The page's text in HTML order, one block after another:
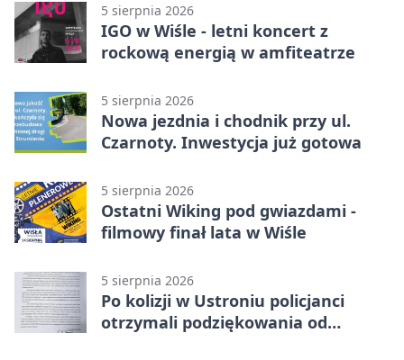
5 sierpnia 2026
IGO w Wiśle - letni koncert z
rockową energią w amfiteatrze
5 sierpnia 2026
Nowa jezdnia i chodnik przy ul.
Czarnoty. Inwestycja już gotowa
5 sierpnia 2026
Ostatni Wiking pod gwiazdami -
filmowy finał lata w Wiśle
5 sierpnia 2026
Po kolizji w Ustroniu policjanci
otrzymali podziękowania od